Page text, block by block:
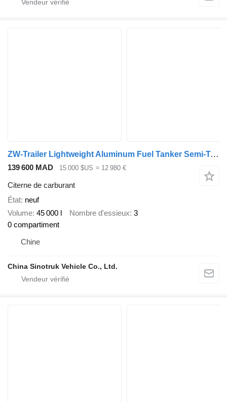
ZW-Trailer Lightweight Aluminum Fuel Tanker Semi-Trailer for UAE
139 600 MAD 15 000 $US ≈ 12 980 €
Citerne de carburant
État neuf
Volume 45 000 l Nombre d'essieux 3
0 compartiment
Chine
China Sinotruk Vehicle Co., Ltd.